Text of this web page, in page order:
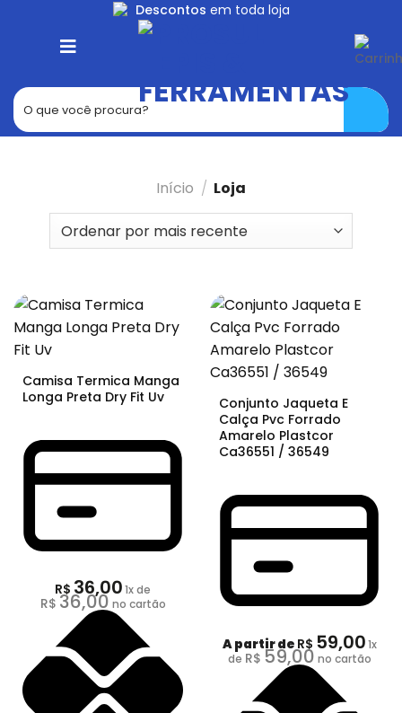
Descontos em toda loja
Início / Loja
Camisa Termica Manga
Longa Preta Dry Fit Uv
R$ 36,001x de
R$ 36,00 no cartão
Conjunto Jaqueta E
Calça Pvc Forrado
Amarelo Plastcor
Ca36551 / 36549
A partir de R$ 59,001x
de R$59,00 no cartão